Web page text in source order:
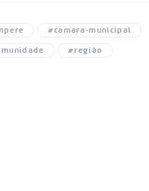
#camara-municipal
#região